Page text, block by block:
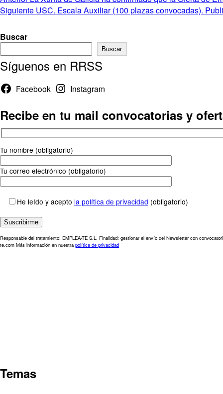
de
entradas
anterior:
Siguiente Entrada
USC. Escala Auxiliar (100 plazas convocadas).
Buscar
Buscar
Síguenos en RRSS
Facebook Instagram
Recibe en tu mail convocatorias y
Tu nombre (obligatorio)
Tu correo electrónico (obligatorio)
He leído y acepto la política de privacidad (obligatorio)
Responsable del tratamiento: EMPLEA-TE S.L. Finalidad: gestionar el envío del Newsletter con
te.com Más información en nuestra política de privacidad
Temas